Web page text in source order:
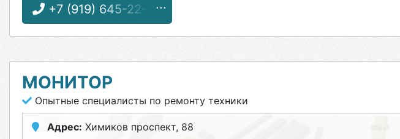
+7 (919) 645-22-99
МОНИТОР
Опытные специалисты по ремонту техники
Адрес: Химиков проспект, 88